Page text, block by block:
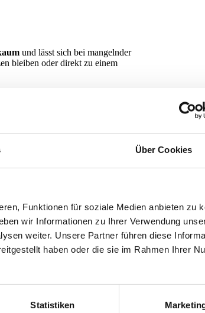
Über Cookies
Funktionen für soziale Medien anbieten zu
wir Informationen zu Ihrer Verwendung
weiter. Unsere Partner führen diese
haben oder die sie im Rahmen Ihrer
Statistiken
und lässt sich bei mangelnder
bleiben oder direkt zu einem
hervorragende Optionen. Von
Stores der Stadt findest du hier